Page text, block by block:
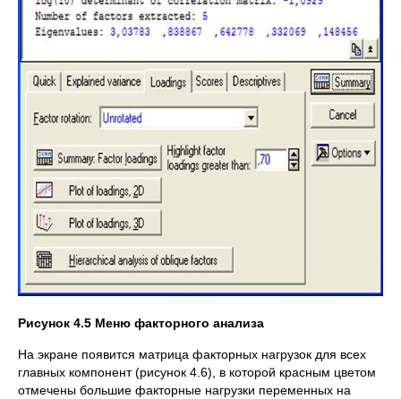
Рисунок 4.5 Меню факторного анализа
На экране появится матрица факторных нагрузок для всех
главных компонент (рисунок 4.6), в которой красным цветом
отмечены большие факторные нагрузки переменных на